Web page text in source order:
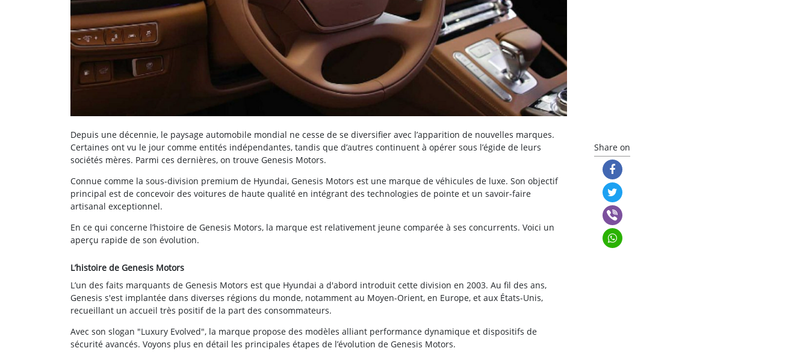
Depuis une décennie, le paysage automobile mondial ne cesse de se diversifier avec l’apparition de nouvelles marques.
Certaines ont vu le jour comme entités indépendantes, tandis que d’autres continuent à opérer sous l’égide de leurs
sociétés mères. Parmi ces dernières, on trouve Genesis Motors.
Connue comme la sous-division premium de Hyundai, Genesis Motors est une marque de véhicules de luxe. Son objectif
principal est de concevoir des voitures de haute qualité en intégrant des technologies de pointe et un savoir-faire
artisanal exceptionnel.
En ce qui concerne l’histoire de Genesis Motors, la marque est relativement jeune comparée à ses concurrents. Voici un
aperçu rapide de son évolution.
L’histoire de Genesis Motors
L’un des faits marquants de Genesis Motors est que Hyundai a d'abord introduit cette division en 2003. Au fil des ans,
Genesis s'est implantée dans diverses régions du monde, notamment au Moyen-Orient, en Europe, et aux États-Unis,
recueillant un accueil très positif de la part des consommateurs.
Avec son slogan "Luxury Evolved", la marque propose des modèles alliant performance dynamique et dispositifs de
sécurité avancés. Voyons plus en détail les principales étapes de l’évolution de Genesis Motors.
Share on